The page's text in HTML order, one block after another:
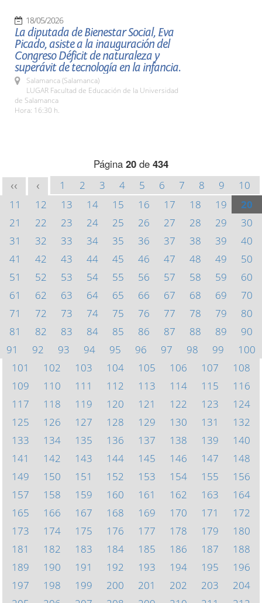
18/05/2026
La diputada de Bienestar Social, Eva
Picado, asiste a la inauguración del
Congreso Déficit de naturaleza y
superávit de tecnología en la infancia.
Salamanca (Salamanca)
LUGAR Facultad de Educación de la Universidad
de Salamanca
Hora: 16:30 h.
Página 20 de 434
<< < 1 2 3 4 5 6 7 8 9
10
11
12 13 14 15 16 17 18 19
20
21
22 23 24 25 26 27 28 29
30
31
32 33 34 35 36 37 38 39
40
41
42 43 44 45 46 47 48 49
50
51
52 53 54 55 56 57 58 59
60
61
62 63 64 65 66 67 68 69
70
71
72 73 74 75 76 77 78 79
80
81
82 83 84 85 86 87 88 89
90
91
92 93 94 95 96 97 98 99
100
101
102 103 104 105 106 107
108
109
110 111 112 113 114 115
116
117
118 119 120 121 122 123
124
125
126 127 128 129 130 131
132
133
134 135 136 137 138 139
140
141
142 143 144 145 146 147
148
149
150 151 152 153 154 155
156
157
158 159 160 161 162 163
164
165
166 167 168 169 170 171
172
173
174 175 176 177 178 179
180
181
182 183 184 185 186 187
188
189
190 191 192 193 194 195
196
197
198 199 200 201 202 203
204